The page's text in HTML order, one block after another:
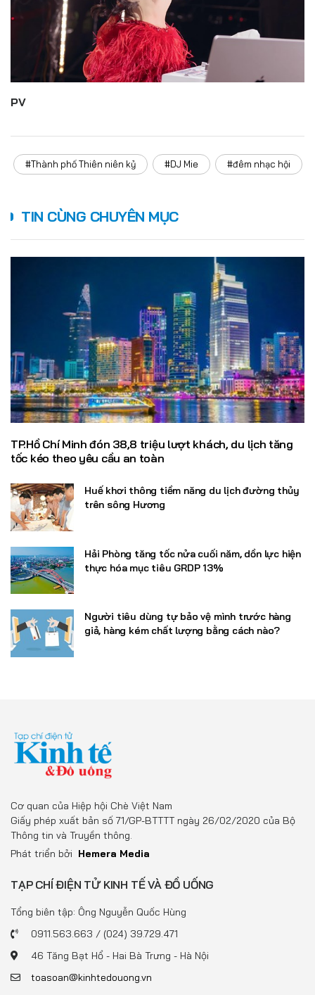
PV
#Thành phố Thiên niên kỷ #DJ Mie #đêm nhạc hội
TIN CÙNG CHUYÊN MỤC
TP.Hồ Chí Minh đón 38,8 triệu lượt khách, du lịch tăng
tốc kéo theo yêu cầu an toàn
Huế khơi thông tiềm năng du lịch đường thủy
trên sông Hương
Hải Phòng tăng tốc nửa cuối năm, dồn lực hiện
thực hóa mục tiêu GRDP 13%
Người tiêu dùng tự bảo vệ mình trước hàng
giả, hàng kém chất lượng bằng cách nào?
Cơ quan của Hiệp hội Chè Việt Nam
Giấy phép xuất bản số 71/GP-BTTTT ngày 26/02/2020 của Bộ
Thông tin và Truyền thông.
Phát triển bởi Hemera Media
TẠP CHÍ ĐIỆN TỬ KINH TẾ VÀ ĐỒ UỐNG
Tổng biên tập: Ông Nguyễn Quốc Hùng
0911.563.663 / (024) 39.729.471
46 Tăng Bạt Hổ - Hai Bà Trưng - Hà Nội
toasoan@kinhtedouong.vn